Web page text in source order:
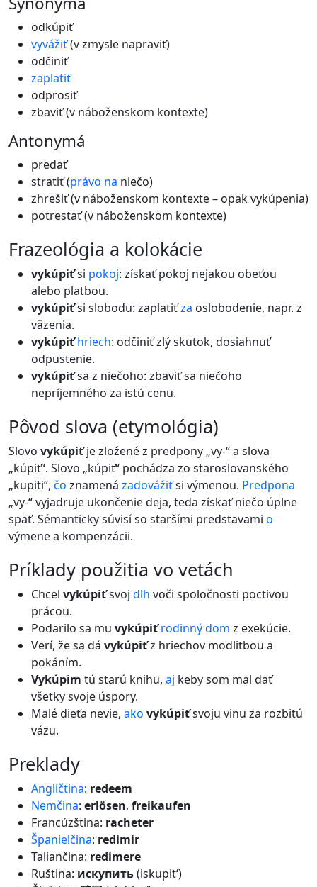
odkúpiť
vyvážiť(v zmysle napraviť)
odčiniť
zaplatiť
odprosiť
zbaviť (v náboženskom kontexte)
Antonymá
predať
stratiť (právo na niečo)
zhrešiť (v náboženskom kontexte – opak vykúpenia)
potrestať (v náboženskom kontexte)
frazeológia a kolokácie
vykúpiťsi pokoj: získať pokoj nejakou obeťou
alebo platbou.
vykúpiťsi slobodu: zaplatiťza oslobodenie, napr. z
väzenia.
vykúpiť hriech: odčiniť zlý skutok, dosiahnuť
odpustenie.
vykúpiťsa z niečoho: zbaviť sa niečoho
nepríjemného za istú cenu.
pôvod slova (etymológia)
Slovo vykúpiťje zložené z predpony „vy-“ a slova
„kúpiť“. Slovo „kúpiť“ pochádza zo staroslovanského
„kupiti“, čo znamená zadovážiťsi výmenou. Predpona
„vy-“ vyjadruje ukončenie deja, teda získať niečo úplne
späť. Sémanticky súvisí so staršími predstavami o
výmene a kompenzácii.
príklady použitia vo vetách
Chcel vykúpiťsvoj dlh voči spoločnosti poctivou
prácou.
Podarilo sa mu vykúpiť rodinnýdom z exekúcie.
Verí, že sa dá vykúpiťz hriechov modlitbou a
pokáním.
Vykúpim tú starú knihu, aj keby som mal dať
všetky svoje úspory.
Malé dieťa nevie, ako vykúpiťsvoju vinu za rozbitú
vázu.
preklady
Angličtina: redeem
Nemčina: erlösen, freikaufen
Francúzština: racheter
Španielčina: redimir
Taliančina: redimere
Ruština: искупить(iskupit‘)